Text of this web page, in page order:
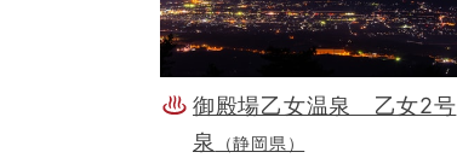
御殿場乙女温泉 乙女2号
泉
（静岡県）